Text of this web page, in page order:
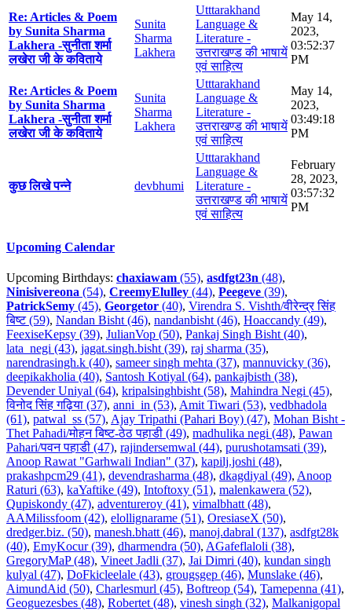
Re: Articles & Poem
by Sunita Sharma
Lakhera -सुनीता शर्मा
लखेरा जी के कविताये
Sunita
Sharma
Lakhera
Utttarakhand
Language &
Literature -
उत्तराखण्ड की भाषायें
एवं साहित्य
May 14,
2023,
03:52:37
PM
Re: Articles & Poem
by Sunita Sharma
Lakhera -सुनीता शर्मा
लखेरा जी के कविताये
Sunita
Sharma
Lakhera
Utttarakhand
Language &
Literature -
उत्तराखण्ड की भाषायें
एवं साहित्य
May 14,
2023,
03:49:18
PM
कुछ लिखे पन्ने devbhumi
Utttarakhand
Language &
Literature -
उत्तराखण्ड की भाषायें
एवं साहित्य
February
28, 2023,
03:57:32
PM
Upcoming Calendar
Upcoming Birthdays: chaxiawam (55), asdfgt23n (48),
Ninisivereona (54), CreemyElulley (44), Peegeve (39),
PatrickSemy (45), Georgetor (40), Virendra S. Vishth/वीरेन्द्र सिंह
बिष्ट (59), Nandan Bisht (46), nandanbisht (46), Hoaccandy (49),
FeexiseKepsy (39), JulianVop (50), Pankaj Singh Bisht (40),
lata_negi (43), jagat.singh.bisht (39), raj sharma (35),
narendrasingh.k (40), sameer singh mehta (37), mannuvicky (36),
deepikakholia (40), Santosh Kotiyal (64), pankajbisth (38),
Devender Uniyal (64), kripalsinghbisht (58), Mahindra Negi (45),
विनोद सिंह गढ़िया (37), anni_in (53), Amit Tiwari (53), vedbhadola
(61), patwal_ss (57), Ajay Tripathi (Pahari Boy) (47), Mohan Bisht -
Thet Pahadi/मोहन बिष्ट-ठेठ पहाडी (49), madhulika negi (48), Pawan
Pahari/पवन पहाडी (47), rajindersemwal (44), purushotamsati (39),
Anoop Rawat "Garhwali Indian" (37), kapilj.joshi (48),
prakashpcm29 (41), devendrasharma (48), dkagdiyal (49), Anoop
Raturi (63), kaYaftike (49), Intoftoxy (51), malenkawera (52),
Qupiskondy (47), adventureroy (41), vimalbhatt (48),
AAMilissfoom (42), elollignarame (51), OresiaseX (50),
dredger.biz. (50), manesh.bhatt (46), manoj.dabral (137), asdfgt28k
(40), EmyKocur (39), dharmendra (50), AGafeflaloli (38),
GregoryMaP (48), Vineet Jadli (37), Jai Dimri (40), kundan singh
kulyal (47), DoFkicleelale (43), grougsgep (46), Munslake (46),
AimundAid (50), Charlesmurl (45), Boftreop (54), Tamepenna (41),
Geoguezesbes (48), Robertet (48), vinesh singh (32), Malkanigopal